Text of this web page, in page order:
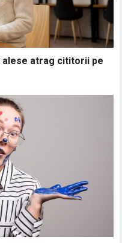
alese atrag cititorii pe